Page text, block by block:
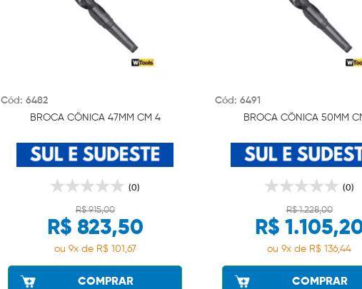
Cód: 6482
BROCA CÔNICA 47MM CM 4
(0)
R$ 915,00
R$ 823,50
ou 9x de R$ 101,67
COMPRAR
Cód: 6491
BROCA CÔNICA 50MM
(0)
R$ 1.228,00
R$
ou 9x de R$ 136,44
COMPRAR